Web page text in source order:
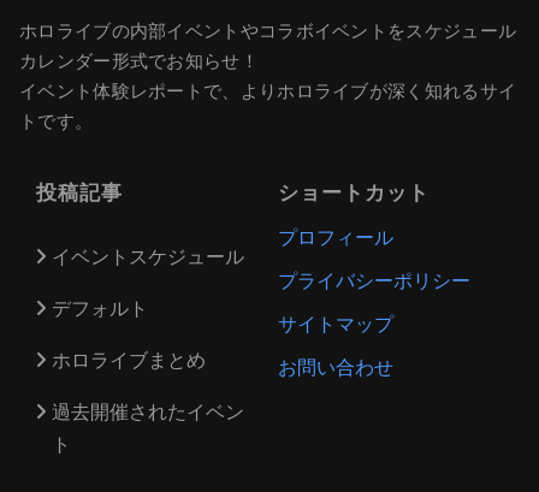
ホロライブの内部イベントやコラボイベントをスケジュール
カレンダー形式でお知らせ！
イベント体験レポートで、よりホロライブが深く知れるサイ
トです。
投稿記事
イベントスケジュール
デフォルト
ホロライブまとめ
過去開催されたイベン
ト
ショートカット
プロフィール
プライバシーポリシー
サイトマップ
お問い合わせ